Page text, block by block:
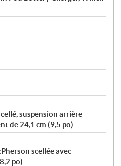
suspension arrière
de 24,1 cm (9,5 po)
scellée avec
po)